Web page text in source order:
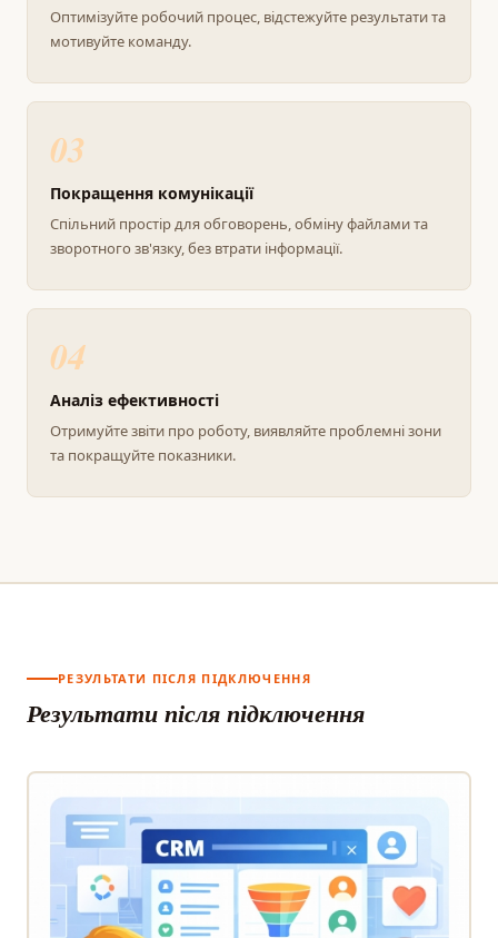
Оптимізуйте робочий процес, відстежуйте результати та
мотивуйте команду.
03
Покращення комунікації
Спільний простір для обговорень, обміну файлами та
зворотного зв'язку, без втрати інформації.
04
Аналіз ефективності
Отримуйте звіти про роботу, виявляйте проблемні зони
та покращуйте показники.
РЕЗУЛЬТАТИ ПІСЛЯ ПІДКЛЮЧЕННЯ
Результати після підключення